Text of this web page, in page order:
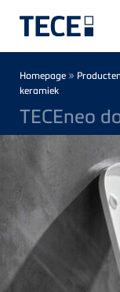
Homepage » Producten
keramiek
TECEneo